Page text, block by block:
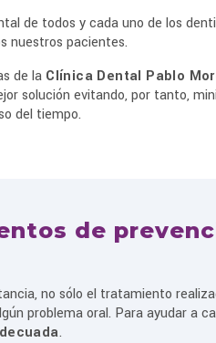
de todos y cada uno de los
nuestros pacientes.
de la Clínica Dental Pablo
solución evitando, por tanto,
del tiempo.
de
no sólo el tratamiento
problema oral. Para ayudar a
.